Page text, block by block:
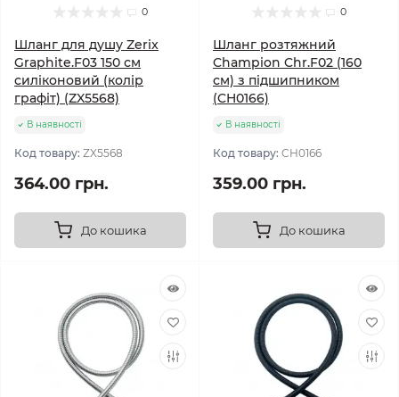
0
Шланг для душу Zerix
Graphite.F03 150 см
силіконовий (колір
графіт) (ZX5568)
В наявності
Код товару: ZX5568
364.00 грн.
До кошика
0
Шланг розтяжний
Champion Chr.F02 (160
см) з підшипником
(CH0166)
В наявності
Код товару: CH0166
359.00 грн.
До кошика